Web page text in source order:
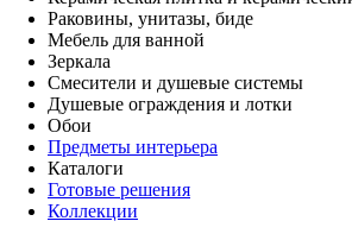
Раковины, унитазы, биде
Мебель для ванной
Зеркала
Смесители и душевые системы
Душевые ограждения и лотки
Обои
Предметы интерьера
Каталоги
Готовые решения
Коллекции